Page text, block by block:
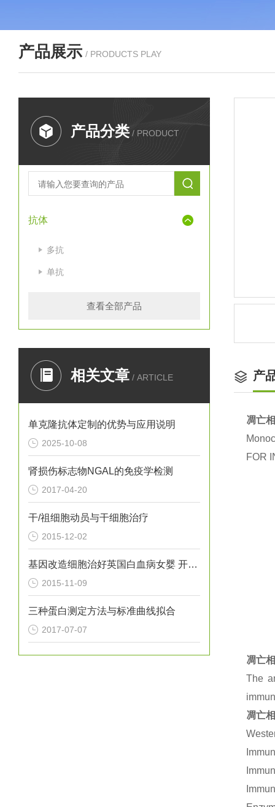
产品展示 / PRODUCTS PLAY
产品分类 / PRODUCT
抗体
多抗
单抗
查看全部产品
相关文章 / ARTICLE
单克隆抗体定制的优势与应用说明
2025-10-08
肾损伤标志物NGAL的免疫学检测
2017-04-20
干/祖细胞动员与干细胞治疗
2015-12-02
基因改造细胞治好英国白血病女婴 开创*
2015-11-09
三种蛋白测定方法与标准曲线拟合
2017-07-07
产
凋亡
FOR
凋亡
The
凋亡